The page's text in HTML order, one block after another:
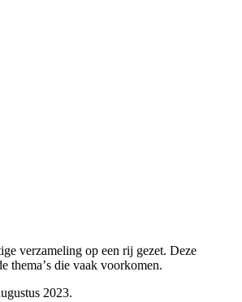
verzameling op een rij gezet. Deze
themaʼs die vaak voorkomen.
2023.